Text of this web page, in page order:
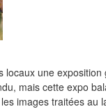
une exposition
mais cette expo
images traitées au